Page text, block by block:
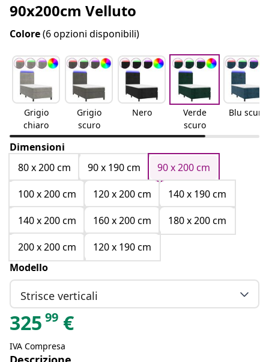
90x200cm Velluto
Colore(6 opzioni disponibili)
Grigio
chiaro
Grigio
scuro
Nero
Verde
scuro
Blu scuro
Dimensioni
80 x 200 cm
90 x 190 cm
90 x 200 cm
100 x 200 cm
120 x 200 cm
140 x 190 cm
140 x 200 cm
160 x 200 cm
180 x 200 cm
200 x 200 cm
120 x 190 cm
Modello
Strisce verticali
325 99 €
IVA Compresa